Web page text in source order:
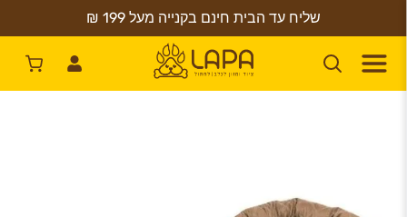
שליח עד הבית חינם בקנייה מעל 199 ₪